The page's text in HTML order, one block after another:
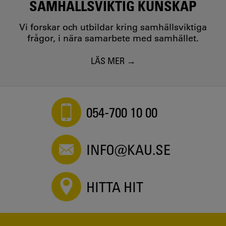
SAMHÄLLSVIKTIG KUNSKAP
Vi forskar och utbildar kring samhällsviktiga
frågor, i nära samarbete med samhället.
LÄS MER
054-700 10 00
INFO@KAU.SE
HITTA HIT